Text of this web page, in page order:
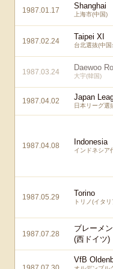
1987.01.17 Shanghai
上海市(中国)
1987.02.24 Taipei XI
台北選抜(中国
1987.03.24 Daewoo
大宇(韓国)
1987.04.02 Japan
日本リーグ選
1987.04.08 Indonesia
インドネシア
1987.05.29 Torino
トリノ(イタリ
1987.07.28
ブレーメ
(西ドイツ)
VfB